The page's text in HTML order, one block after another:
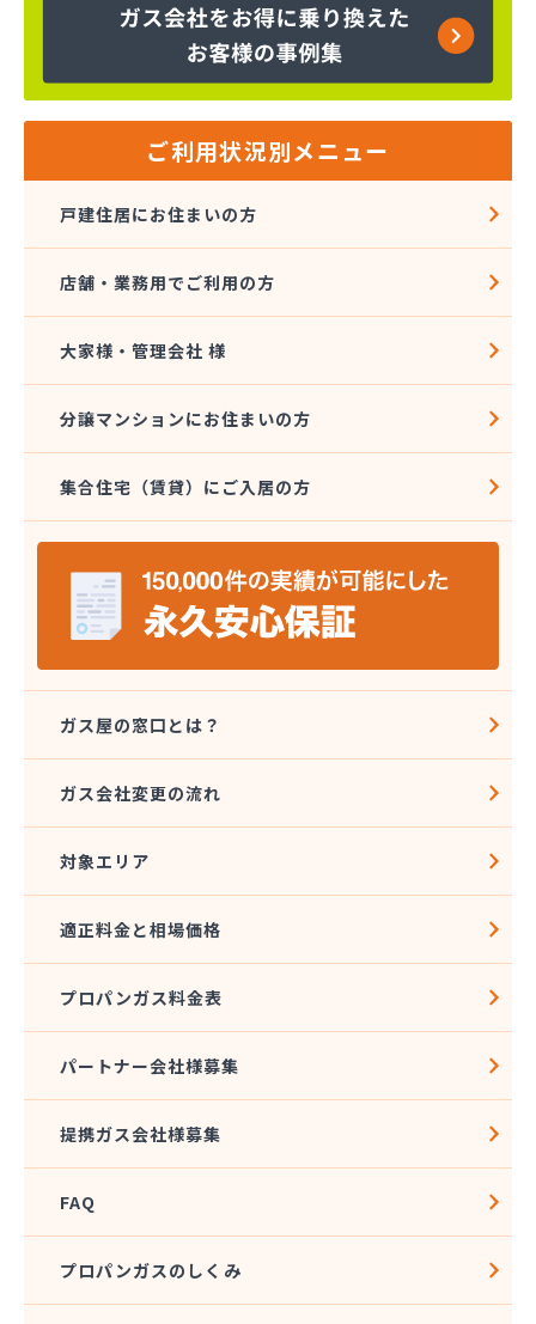
株式会社大進本社
株式会社長栄ガスサービス
株式会社鳥羽
株式会社武重商会 プロパン部
株式会社武重商会 プロパン佐久営業所
株式会社武重商会 松本支店
株式会社北澤商会
株式会社堀内商事
関東ガス株式会社
丸山産業
丸子日通プロパン販売有限会社
宮原酸素株式会社 長野営業所
宮島燃料店
協同組合千曲エルピーガス供給センター
橋本産業株式会社 丸子連絡所
桐原ガス燃料株式会社
鍵田プロパンガス
戸倉オートガス・スタンド
更埴プロパン有限会社
江島屋商店
合資会社山田屋給油所 プロパンガス部
佐久プロパンガス協同組合
佐久集中監視センター株式会社
松新商店
松代液化石油ガス事業協同組合
松筑エルピーガス協業組合
松本ガス商事株式会社
松本シェル石油株式会社 村井事業所配送センター
松本シェル石油株式会社村井事業所プロパンガス課
松本プロパンガス株式会社
松本事業株式会社
ご利用状況別メニュー
戸建住居にお住まいの方
店舗・業務用でご利用の方
大家様・管理会社 様
分譲マンションにお住まいの方
集合住宅（賃貸）にご入居の方
ガス屋の窓口とは？
ガス会社変更の流れ
対象エリア
適正料金と相場価格
プロパンガス料金表
パートナー会社様募集
提携ガス会社様募集
FAQ
プロパンガスのしくみ